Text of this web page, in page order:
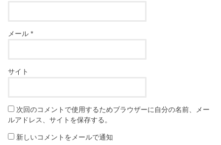
メール*
サイト
次回のコメントで使用するためブラウザーに自分の名前、メー
ルアドレス、サイトを保存する。
新しいコメントをメールで通知